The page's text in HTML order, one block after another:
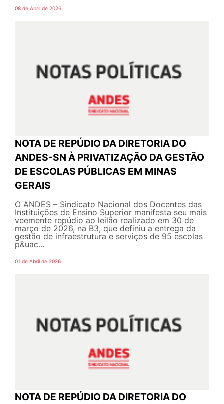
08 de Abril de 2026
NOTA DE REPÚDIO DA DIRETORIA DO
ANDES-SN À PRIVATIZAÇÃO DA GESTÃO
DE ESCOLAS PÚBLICAS EM MINAS
GERAIS
O ANDES – Sindicato Nacional dos Docentes das
Instituições de Ensino Superior manifesta seu mais
veemente repúdio ao leilão realizado em 30 de
março de 2026, na B3, que definiu a entrega da
gestão de infraestrutura e serviços de 95 escolas
p&uac...
01 de Abril de 2026
NOTA DE REPÚDIO DA DIRETORIA DO